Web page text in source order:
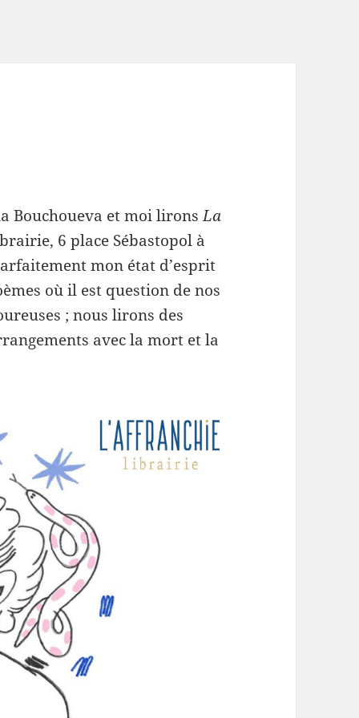
Bouchoueva et moi lironsLa
6 place Sébastopol à
mon état d’esprit
où il est question de nos
; nous lirons des
avec la mort et la